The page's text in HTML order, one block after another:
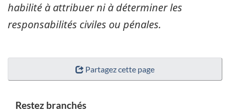
habilité à attribuer ni à déterminer les
responsabilités civiles ou pénales.
Partagez cette page
Restez branchés